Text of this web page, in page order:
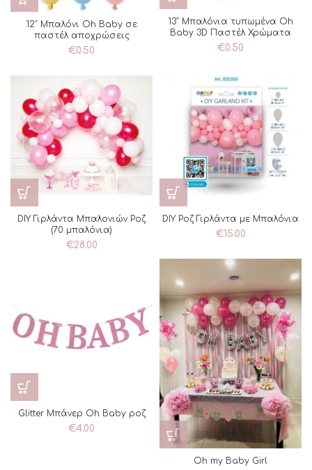
12″ Μπαλόνι Oh Baby σε
παστέλ αποχρώσεις
€0.50
13″ Μπαλόνια τυπωμένα Oh
Baby 3D Παστέλ Χρώματα
€0.50
DIY Γιρλάντα Μπαλονιών Ροζ
(70 μπαλόνια)
€28.00
DIY Ροζ Γιρλάντα με Μπαλόνια
€15.00
Glitter Μπάνερ Oh Baby ροζ
€4.00
Oh my Baby Girl